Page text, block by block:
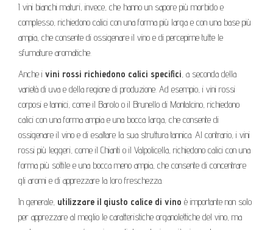
I vini bianchi maturi, invece, che hanno un sapore più morbido e
complesso, richiedono calici con una forma più larga e con una base più
ampia, che consente di ossigenare il vino e di percepirne tutte le
sfumature aromatiche.
Anche i vini rossi richiedono calici specifici, a seconda della
varietà di uva e della regione di produzione. Ad esempio, i vini rossi
corposi e tannici, come il Barolo o il Brunello di Montalcino, richiedono
calici con una forma ampia e una bocca larga, che consente di
ossigenare il vino e di esaltare la sua struttura tannica. Al contrario, i vini
rossi più leggeri, come il Chianti o il Valpolicella, richiedono calici con una
forma più sottile e una bocca meno ampia, che consente di concentrare
gli aromi e di apprezzare la loro freschezza.
In generale, utilizzare il giusto calice di vino è importante non solo
per apprezzare al meglio le caratteristiche organolettiche del vino, ma